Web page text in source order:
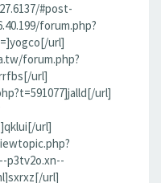
#post-
forum.php?
url]
forum.php?
url]
url]
url]
p3tv2o.xn--
url]